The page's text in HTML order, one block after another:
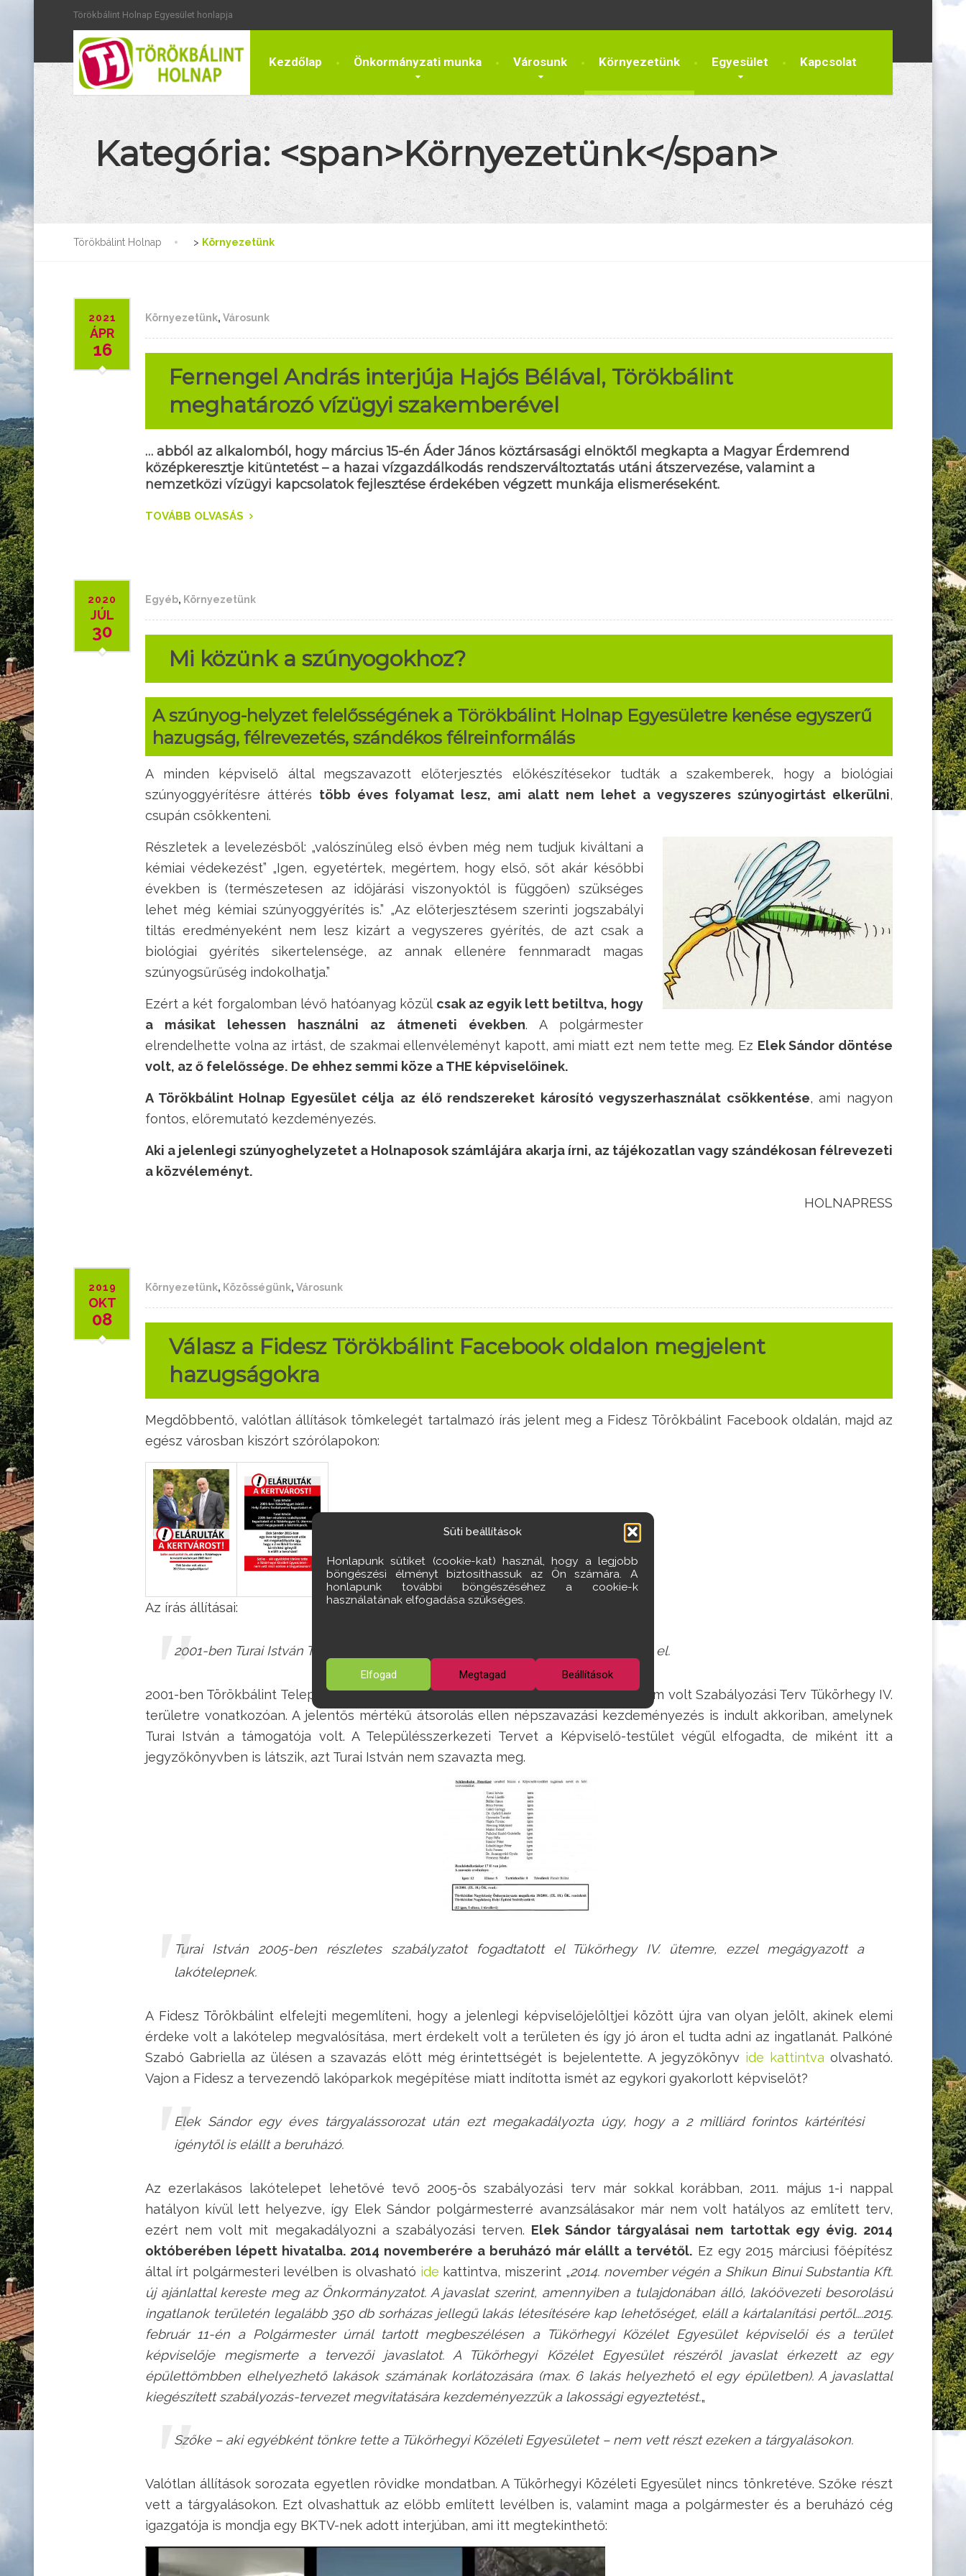
Süti beállítások
Honlapunk sütiket (cookie-kat) használ, hogy a legjobb
böngészési élményt biztosíthassuk az Ön számára. A
honlapunk további böngészéséhez a cookie-k
használatának elfogadása szükséges.
Elfogad Megtagad Beállítások
Törökbálint Holnap Egyesület honlapja
Kezdőlap Önkormányzati munka Városunk Környezetünk Egyesület Kapcsolat
Kategória: <span>Környezetünk</span>
Törökbálint Holnap > Környezetünk
2021
ÁPR
16
Környezetünk, Városunk
Fernengel András interjúja Hajós Bélával, Törökbálint
meghatározó vízügyi szakemberével
… abból az alkalomból, hogy március 15-én Áder János köztársasági elnöktől megkapta a Magyar Érdemrend
középkeresztje kitüntetést – a hazai vízgazdálkodás rendszerváltoztatás utáni átszervezése, valamint a
nemzetközi vízügyi kapcsolatok fejlesztése érdekében végzett munkája elismeréseként.
TOVÁBB OLVASÁS
2020
JÚL
30
Egyéb, Környezetünk
Mi közünk a szúnyogokhoz?
A szúnyog-helyzet felelősségének a Törökbálint Holnap Egyesületre kenése egyszerű
hazugság, félrevezetés, szándékos félreinformálás
A minden képviselő által megszavazott előterjesztés előkészítésekor tudták a szakemberek, hogy a biológiai
szúnyoggyérítésre áttérés több éves folyamat lesz, ami alatt nem lehet a vegyszeres szúnyogirtást elkerülni,
csupán csökkenteni.
Részletek a levelezésből: „valószínűleg első évben még nem tudjuk kiváltani a
kémiai védekezést” „Igen, egyetértek, megértem, hogy első, sőt akár későbbi
években is (természetesen az időjárási viszonyoktól is függően) szükséges
lehet még kémiai szúnyoggyérítés is.” „Az előterjesztésem szerinti jogszabályi
tiltás eredményeként nem lesz kizárt a vegyszeres gyérítés, de azt csak a
biológiai gyérítés sikertelensége, az annak ellenére fennmaradt magas
szúnyogsűrűség indokolhatja.”
Ezért a két forgalomban lévő hatóanyag közül csak az egyik lett betiltva, hogy
a másikat lehessen használni az átmeneti években. A polgármester
elrendelhette volna az irtást, de szakmai ellenvéleményt kapott, ami miatt ezt nem tette meg. Ez Elek Sándor döntése
volt, az ő felelőssége. De ehhez semmi köze a THE képviselőinek.
A Törökbálint Holnap Egyesület célja az élő rendszereket károsító vegyszerhasználat csökkentése, ami nagyon
fontos, előremutató kezdeményezés.
Aki a jelenlegi szúnyoghelyzetet a Holnaposok számlájára akarja írni, az tájékozatlan vagy szándékosan félrevezeti
a közvéleményt.
HOLNAPRESS
2019
OKT
08
Környezetünk, Közösségünk, Városunk
Válasz a Fidesz Törökbálint Facebook oldalon megjelent
hazugságokra
Megdöbbentő, valótlan állítások tömkelegét tartalmazó írás jelent meg a Fidesz Törökbálint Facebook oldalán, majd az
egész városban kiszórt szórólapokon:
Az írás állításai:
2001-ben Turai István Tükörhegyet érintő Helyi Építési Szabályzatot fogadtatott el.
2001-ben Törökbálint Településszerkezeti Terve került elfogadásra, ekkor még nem volt Szabályozási Terv Tükörhegy IV.
területre vonatkozóan. A jelentős mértékű átsorolás ellen népszavazási kezdeményezés is indult akkoriban, amelynek
Turai István a támogatója volt. A Településszerkezeti Tervet a Képviselő-testület végül elfogadta, de miként itt a
jegyzőkönyvben is látszik, azt Turai István nem szavazta meg.
Turai István 2005-ben részletes szabályzatot fogadtatott el Tükörhegy IV. ütemre, ezzel megágyazott a
lakótelepnek.
A Fidesz Törökbálint elfelejti megemlíteni, hogy a jelenlegi képviselőjelöltjei között újra van olyan jelölt, akinek elemi
érdeke volt a lakótelep megvalósítása, mert érdekelt volt a területen és így jó áron el tudta adni az ingatlanát. Palkóné
Szabó Gabriella az ülésen a szavazás előtt még érintettségét is bejelentette. A jegyzőkönyv ide kattintva olvasható.
Vajon a Fidesz a tervezendő lakóparkok megépítése miatt indította ismét az egykori gyakorlott képviselőt?
Elek Sándor egy éves tárgyalássorozat után ezt megakadályozta úgy, hogy a 2 milliárd forintos kártérítési
igénytől is elállt a beruházó.
Az ezerlakásos lakótelepet lehetővé tevő 2005-ös szabályozási terv már sokkal korábban, 2011. május 1-i nappal
hatályon kívül lett helyezve, így Elek Sándor polgármesterré avanzsálásakor már nem volt hatályos az említett terv,
ezért nem volt mit megakadályozni a szabályozási terven. Elek Sándor tárgyalásai nem tartottak egy évig. 2014
októberében lépett hivatalba. 2014 novemberére a beruházó már elállt a tervétől. Ez egy 2015 márciusi főépítész
által írt polgármesteri levélben is olvasható ide kattintva, miszerint „2014. november végén a Shikun Binui Substantia Kft.
új ajánlattal kereste meg az Önkormányzatot. A javaslat szerint, amennyiben a tulajdonában álló, lakóövezeti besorolású
ingatlanok területén legalább 350 db sorházas jellegű lakás létesítésére kap lehetőséget, eláll a kártalanítási pertől….2015.
február 11-én a Polgármester úrnál tartott megbeszélésen a Tükörhegyi Közélet Egyesület képviselői és a terület
képviselője megismerte a tervezői javaslatot. A Tükörhegyi Közélet Egyesület részéről javaslat érkezett az egy
épülettömbben elhelyezhető lakások számának korlátozására (max. 6 lakás helyezhető el egy épületben). A javaslattal
kiegészített szabályozás-tervezet megvitatására kezdeményezzük a lakossági egyeztetést.„
Szőke – aki egyébként tönkre tette a Tükörhegyi Közéleti Egyesületet – nem vett részt ezeken a tárgyalásokon.
Valótlan állítások sorozata egyetlen rövidke mondatban. A Tükörhegyi Közéleti Egyesület nincs tönkretéve. Szőke részt
vett a tárgyalásokon. Ezt olvashattuk az előbb említett levélben is, valamint maga a polgármester és a beruházó cég
igazgatója is mondja egy BKTV-nek adott interjúban, ami itt megtekinthető: